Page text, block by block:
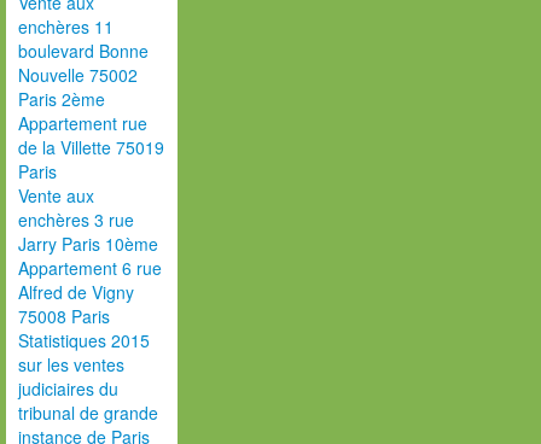
enchères 11
boulevard Bonne
Nouvelle 75002
Paris 2ème
Appartement rue
de la Villette 75019
Paris
Vente aux
enchères 3 rue
Jarry Paris 10ème
Appartement 6 rue
Alfred de Vigny
75008 Paris
Statistiques 2015
sur les ventes
judiciaires du
tribunal de grande
instance de Paris